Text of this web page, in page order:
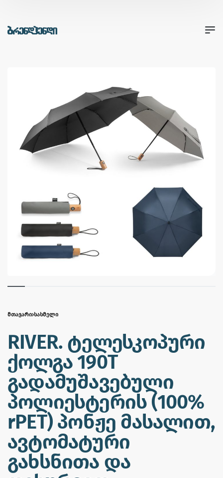
ᲛᲗᲐᲕᲐᲠᲘ›ᲡᲐᲡᲛᲔᲚᲘ
RIVER. ტელესკოპური
ქოლგა 190T
გადამუშავებული
პოლიესტერის (100%
rPET) პონჟე მასალით,
ავტომატური
გახსნითა და